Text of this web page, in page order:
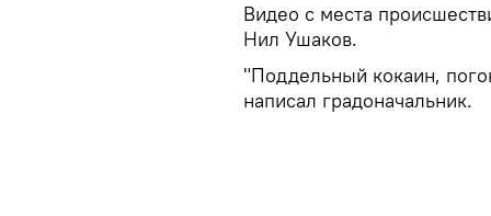
Видео с места
Нил Ушаков.
"Поддельный кокаин,
написал градоначальник.